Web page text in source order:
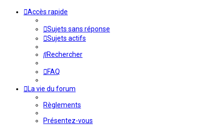
Accès rapide
Sujets sans réponse
Sujets actifs
Rechercher
FAQ
La vie du forum
Règlements
Présentez-vous